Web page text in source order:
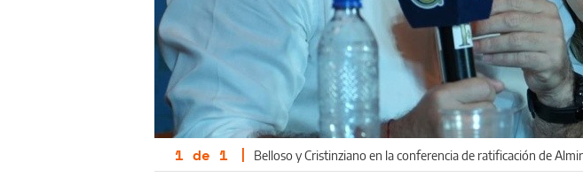
1 de 1 | Belloso y Cristinziano en la conferencia de ratificación de